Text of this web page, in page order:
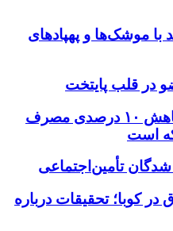
با موشک‌ها و پهپادهای
در قلب پایتخت
مدیرعامل برق تهران: کاهش ۱۰ درصدی مصرف
است
کوبا؛ تحقیقات درباره